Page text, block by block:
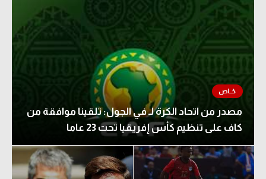
مصدر من اتحاد الكرة لـ في الجول: تلقينا موافقة من
كاف على تنظيم كأس إفريقيا تحت 23 عاما